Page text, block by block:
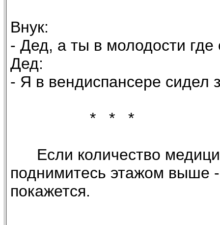
Внук:
- Дед, а ты в молодости где
Дед:
- Я в вендиспансере сидел
* * *
Если количество
поднимитесь этажом выше
покажется.